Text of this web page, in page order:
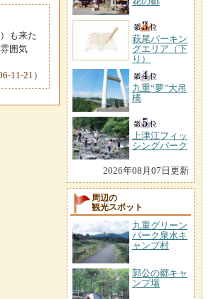
も来た
囲気
11-21）
萩尾パーキン
グエリア（下
り）
九重“夢”大吊
橋
上津江フィッ
シングパーク
2026年08月07日更新
周辺の
観光スポット
九重グリーン
パーク泉水キ
ャンプ村
郭公の郷キャ
ンプ場